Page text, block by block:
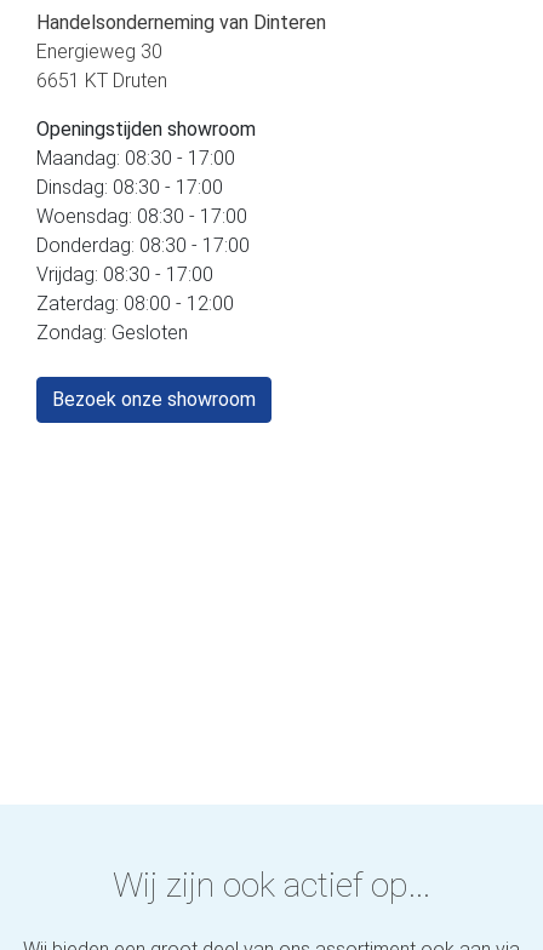
Handelsonderneming van Dinteren
Energieweg 30
6651 KT Druten
Openingstijden showroom
Maandag: 08:30 - 17:00
Dinsdag: 08:30 - 17:00
Woensdag: 08:30 - 17:00
Donderdag: 08:30 - 17:00
Vrijdag: 08:30 - 17:00
Zaterdag: 08:00 - 12:00
Zondag: Gesloten
Bezoek onze showroom
Wij zijn ook actief op...